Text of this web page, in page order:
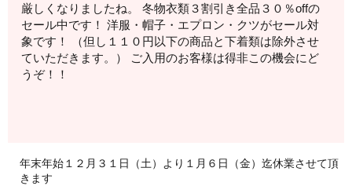
厳しくなりましたね。 冬物衣類３割引き全品３０％offの
セール中です！ 洋服・帽子・エプロン・クツがセール対
象です！ （但し１１０円以下の商品と下着類は除外させ
ていただきます。） ご入用のお客様は得非この機会にど
うぞ！！
年末年始１２月３１日（土）より１月６日（金）迄休業させて頂
きます